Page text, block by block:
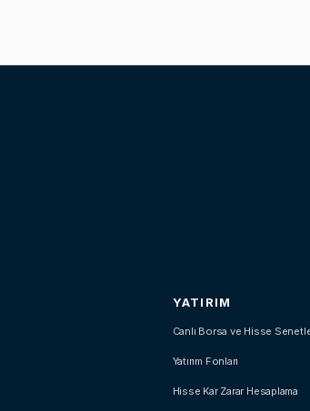
YATIRIM
Canlı Borsa ve Hisse
Yatırım Fonları
Hisse Kar Zarar Hesaplama